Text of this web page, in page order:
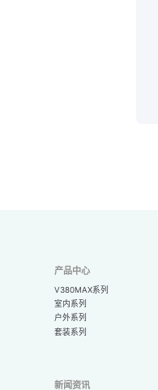
产品中心
V380MAX系列
室内系列
户外系列
套装系列
新闻资讯